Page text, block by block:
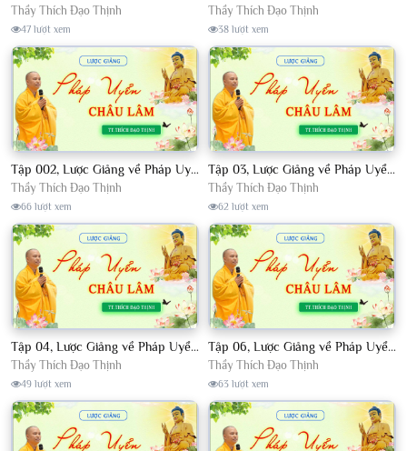
Thầy Thích Đạo Thịnh
47 lượt xem
Thầy Thích Đạo Thịnh
38 lượt xem
Tập 002, Lược Giảng về Pháp Uyển Châu Lâm, Chủ giảng TT. Thích Đạo Thịnh
Thầy Thích Đạo Thịnh
66 lượt xem
Tập 03, Lược Giảng về Pháp Uyển Châu Lâm, Chủ giảng TT Thích Đạo Thịnh
Thầy Thích Đạo Thịnh
62 lượt xem
Tập 04, Lược Giảng về Pháp Uyển Châu Lâm, Chủ giảng TT. Thích Đạo Thịnh
Thầy Thích Đạo Thịnh
49 lượt xem
Tập 06, Lược Giảng về Pháp Uyển Châu Lâm, Chủ giảng TT. Thích Đạo Thịnh
Thầy Thích Đạo Thịnh
63 lượt xem